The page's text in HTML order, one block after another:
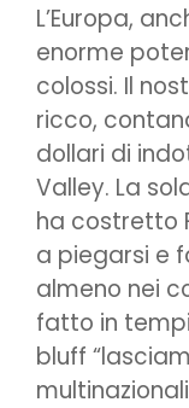
L’Europa,
enorme
colossi. Il
ricco,
dollari di
Valley. La
ha costretto
a piegarsi e
almeno nei
fatto in
bluff